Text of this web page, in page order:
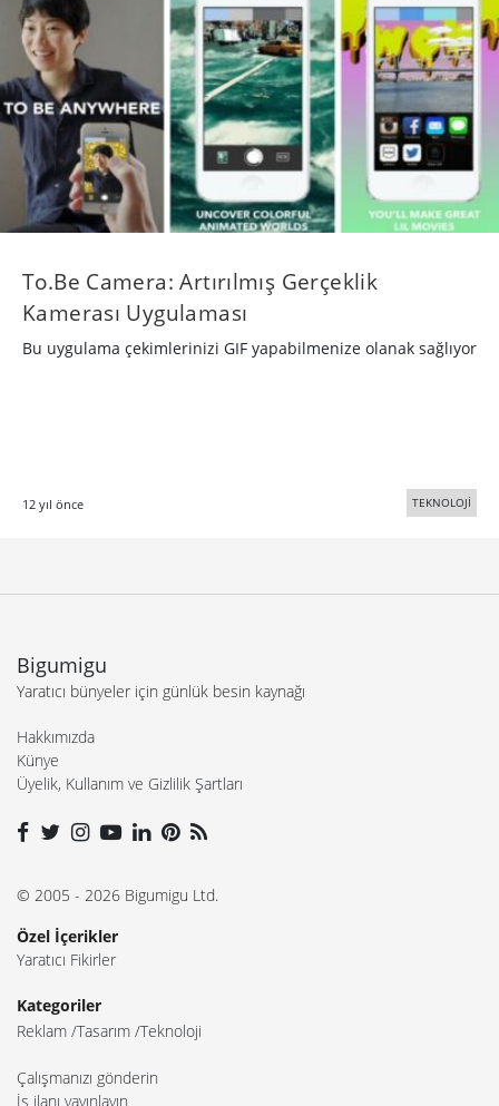
To.Be Camera: Artırılmış Gerçeklik
Kamerası Uygulaması
Bu uygulama çekimlerinizi GIF yapabilmenize olanak sağlıyor
12 yıl önce TEKNOLOJİ
Bigumigu
Yaratıcı bünyeler için günlük besin kaynağı
Hakkımızda
Künye
Üyelik, Kullanım ve Gizlilik Şartları
© 2005 - 2026 Bigumigu Ltd.
Özel İçerikler
Yaratıcı Fikirler
Kategoriler
Reklam Tasarım Teknoloji
Çalışmanızı gönderin
İş ilanı yayınlayın